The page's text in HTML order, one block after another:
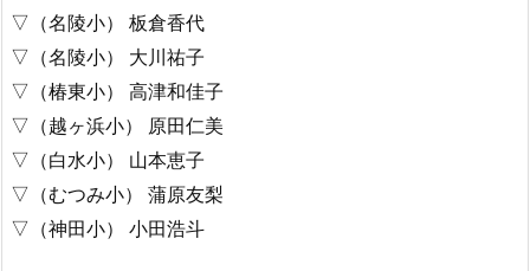
▽（名陵小） 板倉香代
▽（名陵小） 大川祐子
▽（椿東小） 高津和佳子
▽（越ヶ浜小） 原田仁美
▽（白水小） 山本恵子
▽（むつみ小） 蒲原友梨
▽（神田小） 小田浩斗